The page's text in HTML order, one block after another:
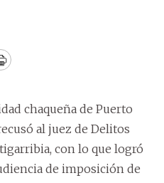
Print
chaqueña de Puerto
al juez de Delitos
con lo que logró
de imposición de